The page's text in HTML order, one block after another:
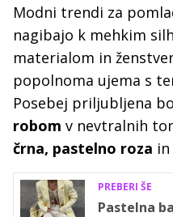
Modni trendi za
nagibajo k mehkim
materialom in
popolnoma ujema s
Posebej priljubljena
robom v nevtralnih
črna, pastelno roza in
PREBERI ŠE
Pastelna